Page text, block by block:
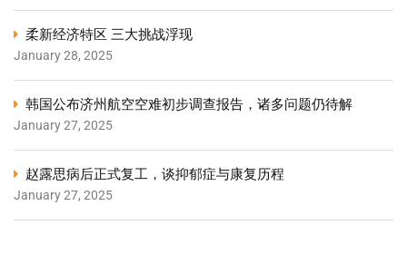
柔新经济特区 三大挑战浮现
January 28, 2025
韩国公布济州航空空难初步调查报告，诸多问题仍待解
January 27, 2025
赵露思病后正式复工，谈抑郁症与康复历程
January 27, 2025